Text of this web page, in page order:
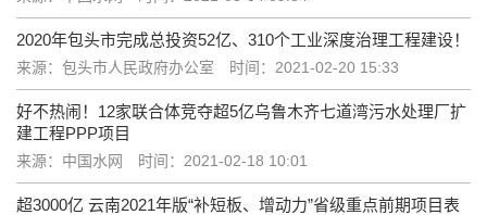
2020年包头市完成总投资52亿、310个工业深度治理工程建设！
来源：包头市人民政府办公室 时间：2021-02-20 15:33
好不热闹！12家联合体竞夺超5亿乌鲁木齐七道湾污水处理厂扩
建工程PPP项目
来源：中国水网 时间：2021-02-18 10:01
超3000亿 云南2021年版“补短板、增动力”省级重点前期项目表